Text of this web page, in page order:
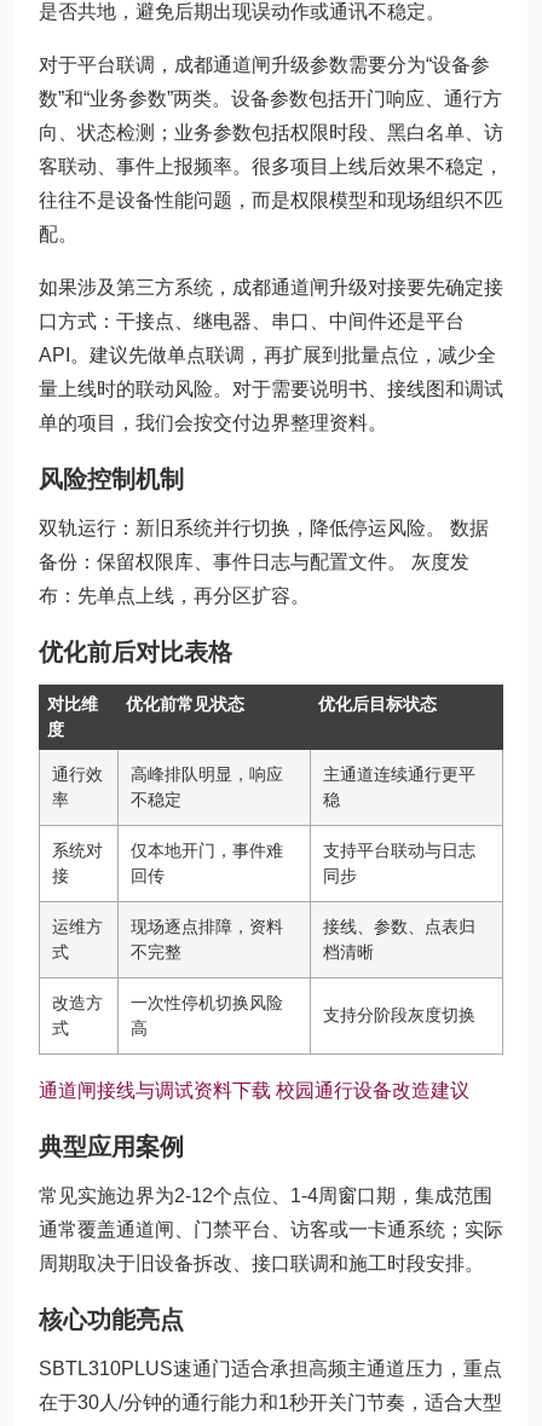
是否共地，避免后期出现误动作或通讯不稳定。
对于平台联调，成都通道闸升级参数需要分为“设备参
数”和“业务参数”两类。设备参数包括开门响应、通行方
向、状态检测；业务参数包括权限时段、黑白名单、访
客联动、事件上报频率。很多项目上线后效果不稳定，
往往不是设备性能问题，而是权限模型和现场组织不匹
配。
如果涉及第三方系统，成都通道闸升级对接要先确定接
口方式：干接点、继电器、串口、中间件还是平台
API。建议先做单点联调，再扩展到批量点位，减少全
量上线时的联动风险。对于需要说明书、接线图和调试
单的项目，我们会按交付边界整理资料。
风险控制机制
双轨运行：新旧系统并行切换，降低停运风险。 数据
备份：保留权限库、事件日志与配置文件。 灰度发
布：先单点上线，再分区扩容。
优化前后对比表格
对比维
度
优化前常见状态 优化后目标状态
通行效
率
高峰排队明显，响应
不稳定
主通道连续通行更平
稳
系统对
接
仅本地开门，事件难
回传
支持平台联动与日志
同步
运维方
式
现场逐点排障，资料
不完整
接线、参数、点表归
档清晰
改造方
式
一次性停机切换风险
高
支持分阶段灰度切换
通道闸接线与调试资料下载 校园通行设备改造建议
典型应用案例
常见实施边界为2-12个点位、1-4周窗口期，集成范围
通常覆盖通道闸、门禁平台、访客或一卡通系统；实际
周期取决于旧设备拆改、接口联调和施工时段安排。
核心功能亮点
SBTL310PLUS速通门适合承担高频主通道压力，重点
在于30人/分钟的通行能力和1秒开关门节奏，适合大型